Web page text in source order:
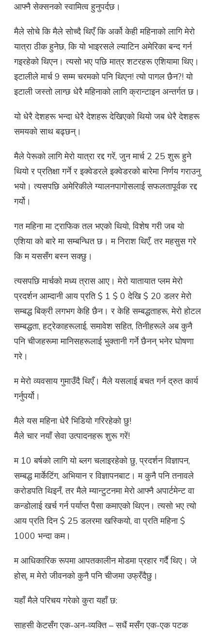
आफ्नै सेक्सनको स्वामित्व हुनुपर्दछ।
मैले सोचे कि मैले सोच्दै थिएँ कि अर्को केही महिनाको लागि मेरो
यात्रा ठीक हुनेछ, कि यो भाइरसले ल्याटिन अमेरिका बन्द गर्न
गइरहेको थिएन। त्यसो भए पछि मात्र शटरहरू एशियामा थिए।
इटालीले मार्च 9 सम्म चरमको पनि थिएन! त्यो पागल छैन?! यो
इटाली जस्तो लाग्छ धेरै महिनाको लागि क्रान्टाइन अन्तर्गत छ।
यो धेरै देशहरू भन्दा धेरै देशहरू देखिएको थियो जब धेरै देशहरू
समयको साथ बढ्छन्।
मैले पेरूको लागि मेरो यात्रा रद्द गरें, जुन मार्च 2 25 शुरू हुने
थियो र प्रतिक्षा गर्ने र इक्वेडरले इक्वेडरको बारेमा निर्णय गराउनु
भयो। त्यसपछि अमेरिकीले ग्यालनपागोसलाई सफलतापूर्वक रद्द
गर्यो।
गत महिना मा ट्राफिक तल भएको थियो, विशेष गरी जब यो
एशिया को बारे मा सम्बन्धित छ। म निराश थिएँ, तर महसुस गरे
कि म यससँग बस्न सक्छु।
त्यसपछि मार्चको मध्य त्रास आए। मेरो यातायात प्लम मेरो
प्रदर्शन आम्दानी आय प्रति $ 1 $ 0 देखि $ 20 डलर मेरो
सम्बद्ध बिक्री लगभग केहि छैन। र केहि सम्बद्धताहरू, मेरो होटल
सम्बद्धता, हट्रेकाहरूलाई, समावेश सहित, तिनीहरूले अब कुनै
पनि चीजहरूमा मानिसहरूलाई भुक्तानी गर्ने छैनन् भनेर घोषणा
गरे।
म मेरो व्यवसाय गुमाउँदै थिएँ। मैले यसलाई बचत गर्न द्रुत कार्य
गर्नुपर्यो।
मैले यस महिना धेरै भिडियो गरिरहेको छु!
मैले चार नयाँ सेवा उत्पादनहरू शुरू गरें!
म 10 बर्षको लागि यो ब्लग चलाइरहेको छु, प्रदर्शन विज्ञापन,
सम्बद्ध मार्केटिंग, अभियान र विज्ञापनबाट। म कुनै पनि तनावले
करोडपति थिइनँ, तर मैले म्यान्टुटनमा मेरो आफ्नै अपार्टमेन्ट वा
कन्डोलाई खर्च गर्न पर्याप्त पैसा कमाएको थिएन। त्यसो भए त्यो
आय प्रति दिन $ 25 डलरमा खस्कियो, वा प्रति महिना $
1000 भन्दा कम।
म आधिकारिक रूपमा आपतकालीन मोडमा प्रहार गर्दै थिए। जे
होस्, म मेरो जीवनको कुनै पनि चीजमा उफ्रँदैछु।
यहाँ मैले परिचय गरेको कुरा यहाँ छ:
साहसी केटसँग एक-अन-व्यक्ति – सधैं मसँग एक-एक पटक